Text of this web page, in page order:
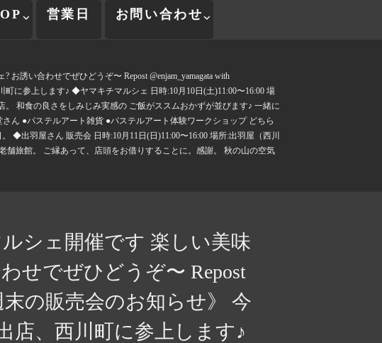
営業日 お問い合わせ
誘い合わせでぜひどうぞ〜 Repost @enjam_yamagata with
に参上します♪ ◆ヤマキチマルシェ 日時:10月10日(土)11:00〜16:00 場
和食の良さをしみじみ実感の ご飯がススムおかずが並びます♪ 一緒に
さん ●パステルアート雑貨 ●パステルアート体験ワークショップ どちら
◆出羽屋さん 販売会 日時:10月11日(日)11:00〜16:00 場所:出羽屋（西川
旅館。 ご縁あって、店頭をお借りすることに。感謝。 秋の山の空気
シェ開催です 楽しい美味
せでぜひどうぞ〜 Repost
末の販売会のお知らせ》 今
店、西川町に参上します♪